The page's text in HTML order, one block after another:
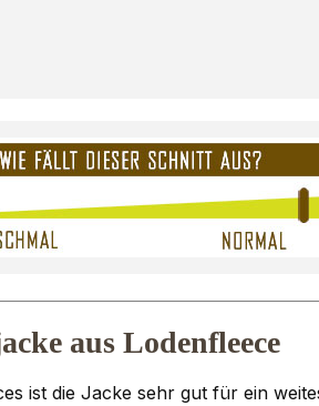
aus Lodenfleece
ist die Jacke sehr gut für ein